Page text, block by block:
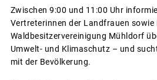
Zwischen 9:00 und 11:00 Uhr
Vertreterinnen der Landfrauen sowie
Waldbesitzervereinigung Mühldorf
Umwelt- und Klimaschutz – und
mit der Bevölkerung.